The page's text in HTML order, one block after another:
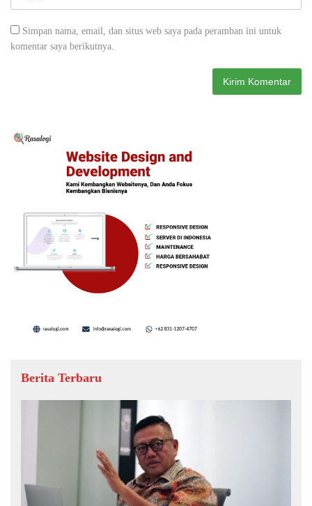
Simpan nama, email, dan situs web saya pada peramban ini untuk
komentar saya berikutnya.
Berita Terbaru